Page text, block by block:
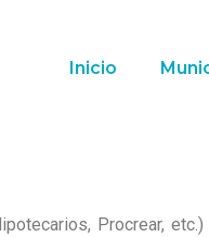
Inicio
Procrear,